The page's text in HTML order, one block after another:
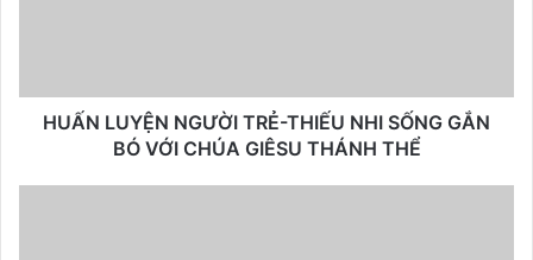
HUẤN LUYỆN NGƯỜI TRẺ-THIẾU NHI SỐNG GẮN
BÓ VỚI CHÚA GIÊSU THÁNH THỂ